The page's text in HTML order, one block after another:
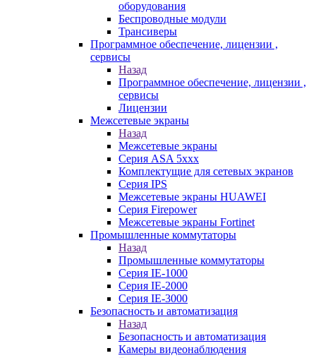
оборудования
Беспроводные модули
Трансиверы
Программное обеспечение, лицензии ,
сервисы
Назад
Программное обеспечение, лицензии ,
сервисы
Лицензии
Межсетевые экраны
Назад
Межсетевые экраны
Серия ASA 5xxx
Комплектущие для сетевых экранов
Серия IPS
Межсетевые экраны HUAWEI
Серия Firepower
Межсетевые экраны Fortinet
Промышленные коммутаторы
Назад
Промышленные коммутаторы
Серия IE-1000
Серия IE-2000
Серия IE-3000
Безопасность и автоматизация
Назад
Безопасность и автоматизация
Камеры видеонаблюдения